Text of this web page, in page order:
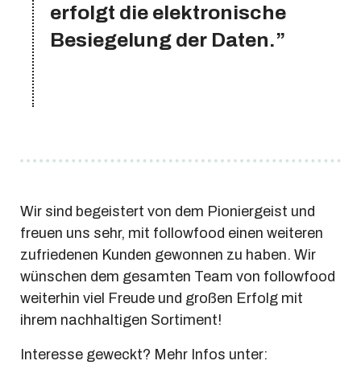
erfolgt die elektronische
Besiegelung der Daten.”
Wir sind begeistert von dem Pioniergeist und
freuen uns sehr, mit followfood einen weiteren
zufriedenen Kunden gewonnen zu haben. Wir
wünschen dem gesamten Team von followfood
weiterhin viel Freude und großen Erfolg mit
ihrem nachhaltigen Sortiment!
Interesse geweckt? Mehr Infos unter: